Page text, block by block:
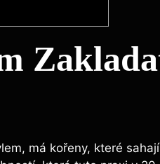
má kořeny, které